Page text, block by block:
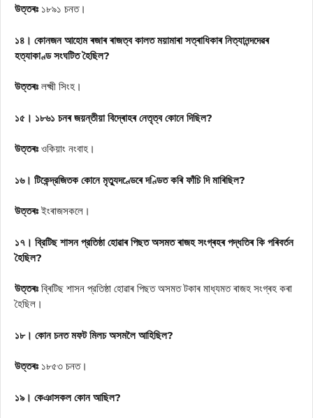
উত্তৰঃ ১৮৯১ চনত।
১৪। কোনজন আহোম ৰজাৰ ৰাজত্ব কালত ময়ামাৰা সত্ৰাধিকাৰ নিত্যানন্দদেৱৰ
হত্যাকাণ্ড সংঘটিত হৈছিল?
উত্তৰঃ লক্ষ্মী সিংহ।
১৫। ১৮৬১ চনৰ জয়ন্তীয়া বিদ্ৰোহৰ নেতৃত্ব কোনে দিছিল?
উত্তৰঃ ওকিয়াং নংবাহ।
১৬। টিকেন্দ্রজিতক কোনে মৃত্যুদণ্ডেৰে দণ্ডিত কৰি ফাঁচি দি মাৰিছিল?
উত্তৰঃইংৰাজসকলে।
১৭। ব্রিটিছ শাসন প্রতিষ্ঠা হোৱাৰ পিছত অসমত ৰাজহ সংগ্ৰহৰ পদ্ধতিৰ কি পৰিবৰ্তন
হৈছিল?
উত্তৰঃ ব্ৰিটিছ শাসন প্রতিষ্ঠা হোৱাৰ পিছত অসমত টকাৰ মাধ্যমত ৰাজহ সংগ্ৰহ কৰা
হৈছিল।
১৮। কোন চনত মফট মিলচ অসমলৈ আহিছিল?
উত্তৰঃ ১৮৫৩ চনত।
১৯। কেঞাসকল কোন আছিল?